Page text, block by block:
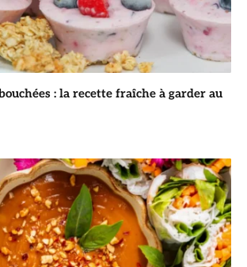
: la recette fraîche à garder au